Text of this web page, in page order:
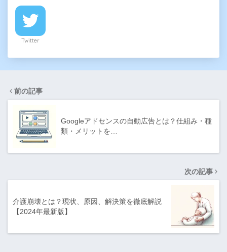
Twitter
前の記事
Googleアドセンスの自動広告とは？仕組み・種
類・メリットを…
次の記事
介護崩壊とは？現状、原因、解決策を徹底解説
【2024年最新版】